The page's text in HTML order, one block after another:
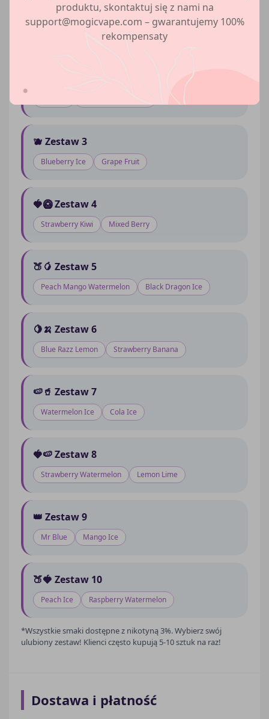
🍓 Zestaw 1
Pink Lemonade
🫐 Zestaw 3
Blueberry Ice Grape Fruit
🍓🥝 Zestaw 4
Strawberry Kiwi Mixed Berry
🍑🥭 Zestaw 5
Peach Mango Watermelon Black Dragon Ice
🍋🍌 Zestaw 6
Blue Razz Lemon Strawberry Banana
🍉🥤 Zestaw 7
Watermelon Ice Cola Ice
🍓🍉 Zestaw 8
Strawberry Watermelon Lemon Lime
👑 Zestaw 9
Mr Blue Mango Ice
🍑🍓 Zestaw 10
Peach Ice Raspberry Watermelon
*Wszystkie smaki dostępne z nikotyną 3%. Wybierz swój
ulubiony zestaw! Klienci często kupują 5-10 sztuk na raz!
Dostawa i płatność
produktu, skontaktuj się z nami na
support@mogicvape.com – gwarantujemy 100%
rekompensaty